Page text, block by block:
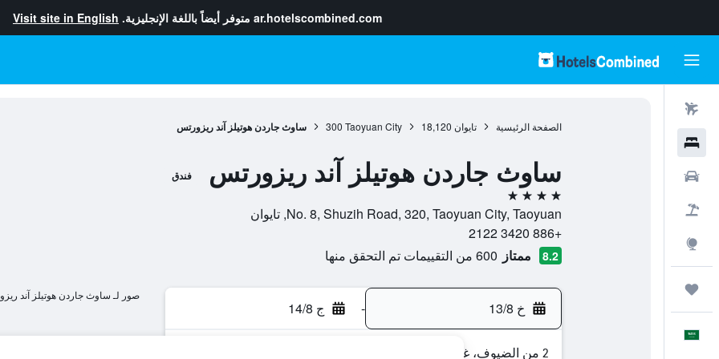
ar.hotelscombined.com متوفر أيضاً باللغة الإنجليزية. Visit site in English
الصفحة الرئيسية تايوان 18,120
Taoyuan City
300 ساوث جاردن هوتيلز آند ريزورتس
ساوث جاردن هوتيلز آند ريزورتس فندق
4 نجوم
No. 8, Shuzih Road, 320, Taoyuan City, Taoyuan, تايوان
+886 3420 2122
8.2 ممتاز 600 من التقييمات تم التحقق منها
خ 13/8 - ج 14/8
2 من الضيوف، غرفة واحدة
صور لـ ساوث جاردن هوتيلز آند